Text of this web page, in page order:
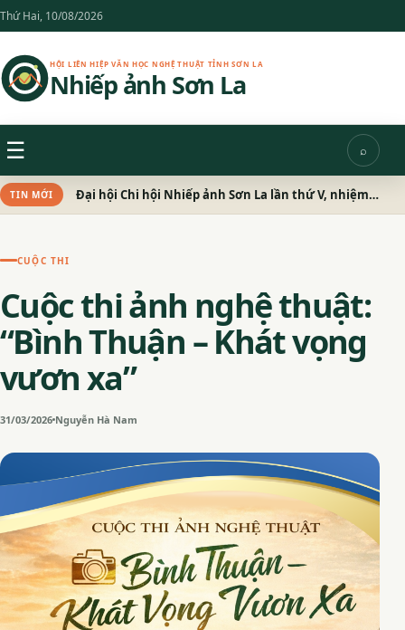
Chuyển
đến
nội
dung
Thứ Hai, 10/08/2026
HỘI LIÊN HIỆP VĂN HỌC NGHỆ THUẬT TỈNH SƠN LA
Nhiếp ảnh Sơn La
☰
Tìm
kiếm
⌕
TIN MỚI Đại hội Chi hội Nhiếp ảnh Sơn La lần thứ V, nhiệm kỳ 2026 – 2031 thành công tốt đẹp
CUỘC THI
Cuộc thi ảnh nghệ thuật:
“Bình Thuận – Khát vọng
vươn xa”
31/03/2026 Nguyễn Hà Nam